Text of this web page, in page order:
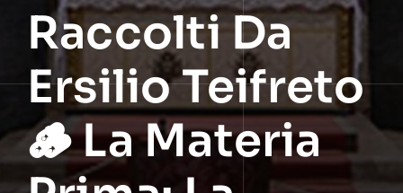
Raccolti Da
Ersilio Teifreto
🪵 La Materia